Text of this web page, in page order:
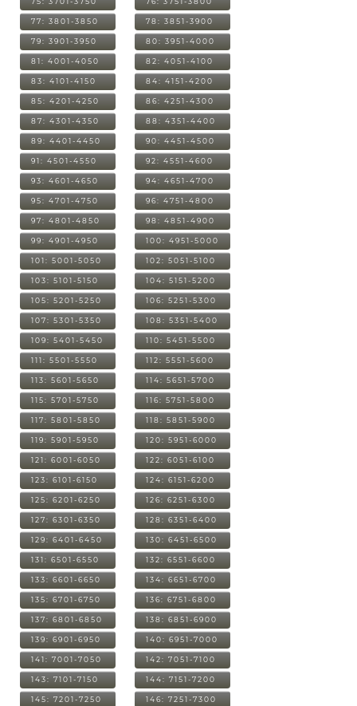
77: 3801-3850 78: 3851-3900
79: 3901-3950 80: 3951-4000
81: 4001-4050 82: 4051-4100
83: 4101-4150 84: 4151-4200
85: 4201-4250 86: 4251-4300
87: 4301-4350 88: 4351-4400
89: 4401-4450 90: 4451-4500
91: 4501-4550 92: 4551-4600
93: 4601-4650 94: 4651-4700
95: 4701-4750 96: 4751-4800
97: 4801-4850 98: 4851-4900
99: 4901-4950 100: 4951-5000
101: 5001-5050 102: 5051-5100
103: 5101-5150 104: 5151-5200
105: 5201-5250 106: 5251-5300
107: 5301-5350 108: 5351-5400
109: 5401-5450 110: 5451-5500
111: 5501-5550 112: 5551-5600
113: 5601-5650 114: 5651-5700
115: 5701-5750 116: 5751-5800
117: 5801-5850 118: 5851-5900
119: 5901-5950 120: 5951-6000
121: 6001-6050 122: 6051-6100
123: 6101-6150 124: 6151-6200
125: 6201-6250 126: 6251-6300
127: 6301-6350 128: 6351-6400
129: 6401-6450 130: 6451-6500
131: 6501-6550 132: 6551-6600
133: 6601-6650 134: 6651-6700
135: 6701-6750 136: 6751-6800
137: 6801-6850 138: 6851-6900
139: 6901-6950 140: 6951-7000
141: 7001-7050 142: 7051-7100
143: 7101-7150 144: 7151-7200
145: 7201-7250 146: 7251-7300